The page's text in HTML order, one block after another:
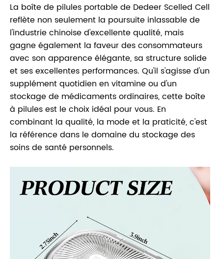
La boîte de pilules portable de Dedeer Scelled Cell
reflète non seulement la poursuite inlassable de
l'industrie chinoise d'excellente qualité, mais
gagne également la faveur des consommateurs
avec son apparence élégante, sa structure solide
et ses excellentes performances. Qu'il s'agisse d'un
supplément quotidien en vitamine ou d'un
stockage de médicaments ordinaires, cette boîte
à pilules est le choix idéal pour vous. En
combinant la qualité, la mode et la praticité, c'est
la référence dans le domaine du stockage des
soins de santé personnels.